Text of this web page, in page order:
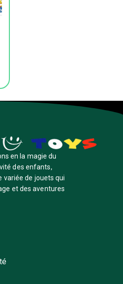
en la magie du
des enfants,
variée de jouets qui
et des aventures